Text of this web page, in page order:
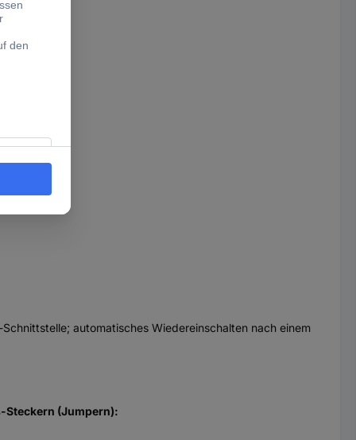
automatisches Wiedereinschalten nach einem
Steckern (Jumpern):